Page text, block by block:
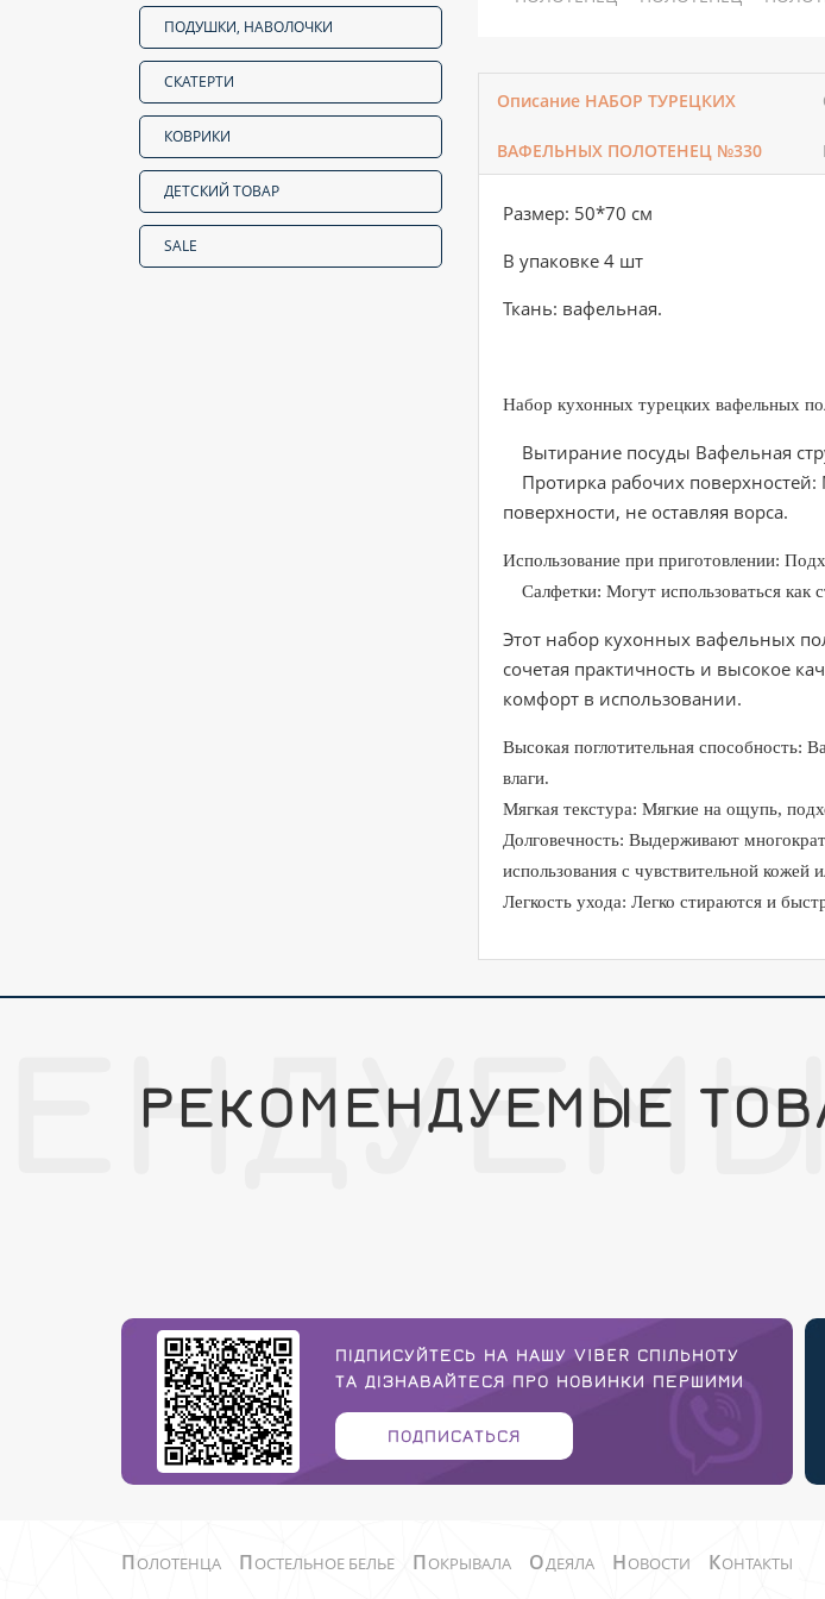
ПОДУШКИ, НАВОЛОЧКИ
СКАТЕРТИ
КОВРИКИ
ДЕТСКИЙ ТОВАР
SALE
Описание НАБОР ТУРЕЦКИХ
ВАФЕЛЬНЫХ ПОЛОТЕНЕЦ №330
Размер: 50*70 см
В упаковке 4 шт
Ткань: вафельная.
Набор кухонных турецких вафельных
Вытирание посуды Вафельная
Протирка рабочих
поверхности, не оставляя ворса.
Использование при приготовлении:
Салфетки: Могут использоваться как
Этот набор кухонных вафельных
сочетая практичность и высокое
комфорт в использовании.
Высокая поглотительная способность:
влаги.
Мягкая текстура: Мягкие на ощупь,
Долговечность: Выдерживают
использования с чувствительной кожей
Легкость ухода: Легко стираются и
РЕКОМЕНДУЕМЫЕ
ПІДПИСУЙТЕСЬ НА НАШУ VIBER СПІЛЬНОТУ
ТА ДІЗНАВАЙТЕСЯ ПРО НОВИНКИ ПЕРШИМИ
ПОДПИСАТЬСЯ
ПОЛОТЕНЦА ПОСТЕЛЬНОЕ БЕЛЬЕ ПОКРЫВАЛА ОДЕЯЛА НОВОСТИ КОНТАКТЫ